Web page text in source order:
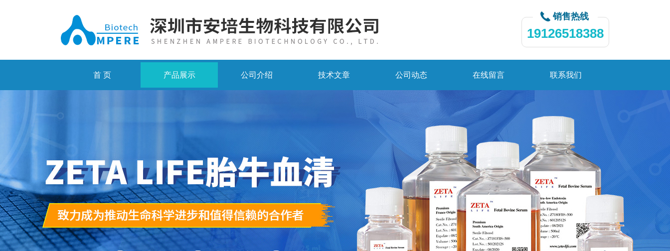
销售热线
19126518388
首 页 产品展示 公司介绍 技术文章 公司动态 在线留言 联系我们